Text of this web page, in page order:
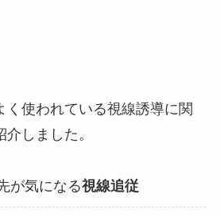
く使われている視線誘導に関
しました。
が気になる視線追従